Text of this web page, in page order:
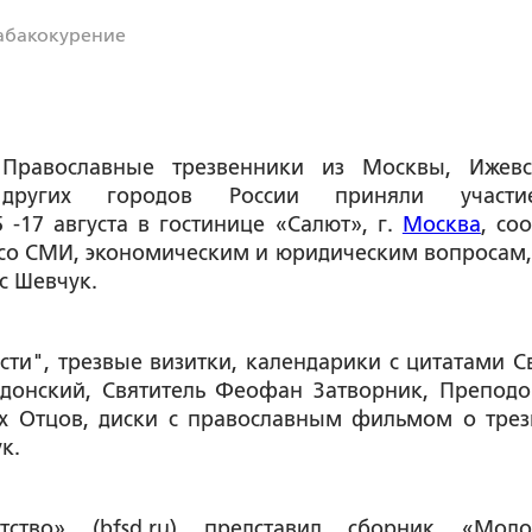
Православные трезвенники из Москвы,
других городов России приняли
августа в гостинице «Салют», г. Москва,
СМИ, экономическим и юридическим
Шевчук.
трезвые визитки, календарики с цитатами
Святитель Феофан Затворник,
Отцов, диски с православным фильмом о